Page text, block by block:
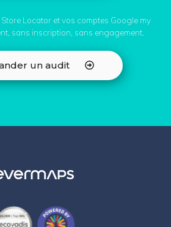
Locator et vos comptes Google my
sans inscription, sans engagement.
un audit